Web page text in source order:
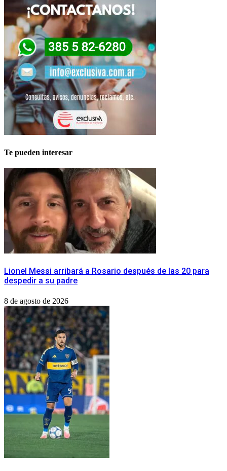
Te pueden interesar
Lionel Messi arribará a Rosario después de las 20 para
despedir a su padre
8 de agosto de 2026